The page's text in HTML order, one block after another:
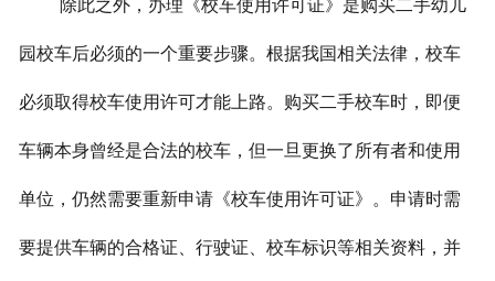
除此之外，办理《校车使用许可证》是购买二手幼儿
园校车后必须的一个重要步骤。根据我国相关法律，校车
必须取得校车使用许可才能上路。购买二手校车时，即便
车辆本身曾经是合法的校车，但一旦更换了所有者和使用
单位，仍然需要重新申请《校车使用许可证》。申请时需
要提供车辆的合格证、行驶证、校车标识等相关资料，并